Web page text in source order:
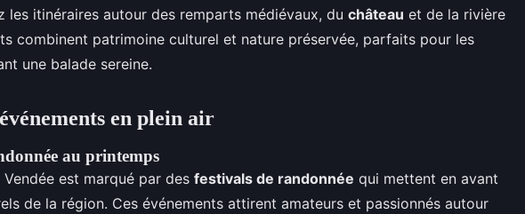
les itinéraires autour des remparts médiévaux, du château et de la rivière
combinent patrimoine culturel et nature préservée, parfaits pour les
une balade sereine.
en plein air
au printemps
est marqué par des festivals de randonnée qui mettent en avant
de la région. Ces événements attirent amateurs et passionnés autour